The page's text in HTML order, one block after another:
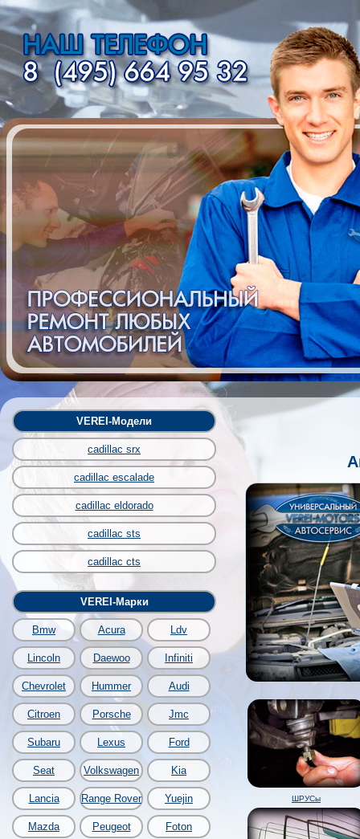
VEREI-Модели
cadillac srx
cadillac escalade
cadillac eldorado
cadillac sts
cadillac cts
VEREI-Марки
Bmw Acura Ldv
Lincoln Daewoo Infiniti
Chevrolet Hummer Audi
Citroen Porsche Jmc
Subaru Lexus Ford
Seat Volkswagen Kia
Lancia Range Rover Yuejin
Mazda Peugeot Foton
ШРУСы